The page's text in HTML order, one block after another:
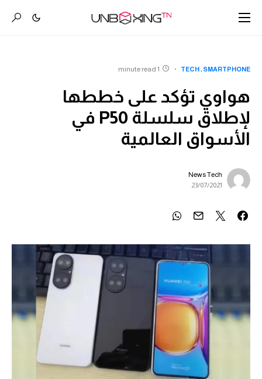
SMARTPHONE
TECH
1 minute read
هواوي تؤكد على خططها
لإطلاق سلسلة P50 في
الأسواق العالمية
News Tech
23/07/2021